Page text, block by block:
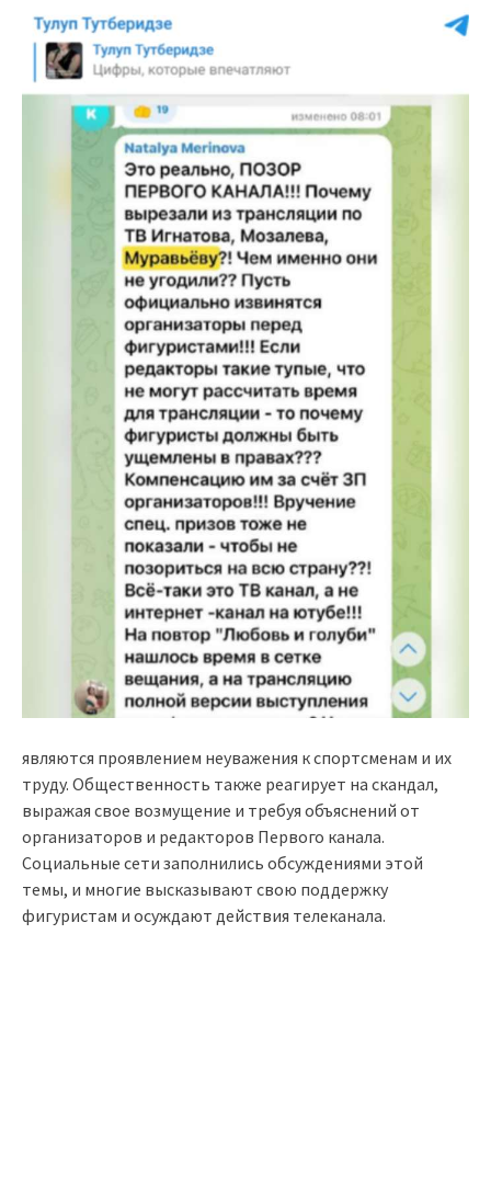
являются проявлением неуважения к спортсменам и их
труду. Общественность также реагирует на скандал,
выражая свое возмущение и требуя объяснений от
организаторов и редакторов Первого канала.
Социальные сети заполнились обсуждениями этой
темы, и многие высказывают свою поддержку
фигуристам и осуждают действия телеканала.